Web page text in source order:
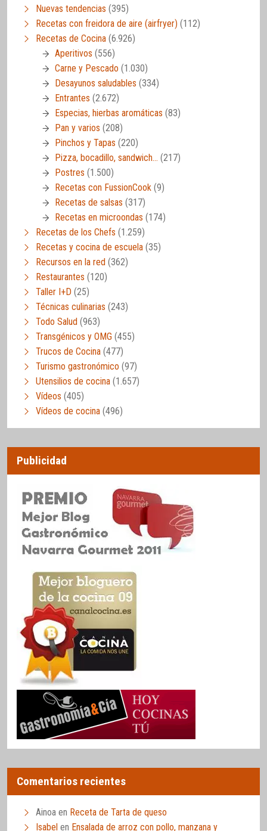
Nuevas tendencias (395)
Recetas con freidora de aire (airfryer) (112)
Recetas de Cocina (6.926)
Aperitivos (556)
Carne y Pescado (1.030)
Desayunos saludables (334)
Entrantes (2.672)
Especias, hierbas aromáticas (83)
Pan y varios (208)
Pinchos y Tapas (220)
Pizza, bocadillo, sandwich… (217)
Postres (1.500)
Recetas con FussionCook (9)
Recetas de salsas (317)
Recetas en microondas (174)
Recetas de los Chefs (1.259)
Recetas y cocina de escuela (35)
Recursos en la red (362)
Restaurantes (120)
Taller I+D (25)
Técnicas culinarias (243)
Todo Salud (963)
Transgénicos y OMG (455)
Trucos de Cocina (477)
Turismo gastronómico (97)
Utensilios de cocina (1.657)
Vídeos (405)
Vídeos de cocina (496)
Publicidad
Comentarios recientes
Ainoa en Receta de Tarta de queso
Isabel en Ensalada de arroz con pollo, manzana y